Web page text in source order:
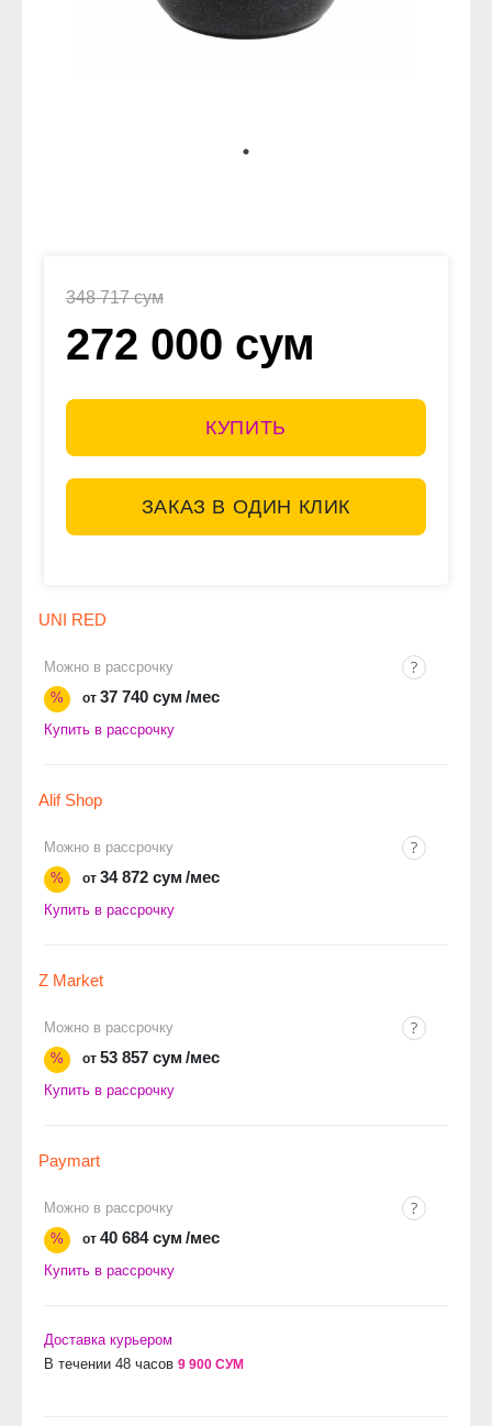
348 717 сум
272 000 сум
КУПИТЬ
ЗАКАЗ В ОДИН КЛИК
UNI RED
Можно в рассрочку
%
от 37 740 сум /мес
Купить в рассрочку
Alif Shop
Можно в рассрочку
%
от 34 872 сум /мес
Купить в рассрочку
Z Market
Можно в рассрочку
%
от 53 857 сум /мес
Купить в рассрочку
Paymart
Можно в рассрочку
%
от 40 684 сум /мес
Купить в рассрочку
Доставка курьером
В течении 48 часов 9 900 СУМ